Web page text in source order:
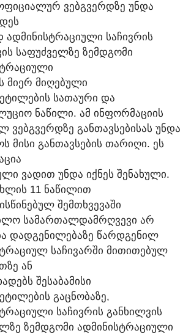
ᲕᲔᲑᲒᲕᲔᲠᲓᲖᲔ ᲣᲜᲓᲐ
ᲡᲐᲩᲘᲕᲠᲘᲡ
ᲡᲐᲤᲣᲫᲕᲔᲚᲖᲔ ᲖᲔᲛᲓᲒᲝᲛᲘ
ᲛᲘᲔᲠ ᲛᲘᲦᲔᲑᲣᲚᲘ
ᲡᲐᲗᲐᲣᲠᲘ ᲓᲐ
ᲜᲐᲬᲘᲚᲘ. ᲐᲛ ᲘᲜᲤᲝᲠᲛᲐᲪᲘᲘᲡ
ᲕᲔᲑᲒᲕᲔᲠᲓᲖᲔ ᲒᲐᲜᲗᲐᲕᲡᲔᲑᲘᲡᲐᲡ ᲣᲜᲓᲐ
ᲛᲘᲡᲘ ᲒᲐᲜᲗᲐᲕᲡᲔᲑᲘᲡ ᲗᲐᲠᲘᲦᲘ. ᲔᲡ
ᲕᲐᲓᲘᲗ ᲣᲜᲓᲐ ᲘᲥᲜᲔᲡ ᲨᲔᲜᲐᲮᲣᲚᲘ.
11 ᲜᲐᲬᲘᲚᲘᲗ
ᲨᲔᲛᲗᲮᲕᲔᲕᲐᲨᲘ
ᲡᲐᲛᲐᲠᲗᲐᲚᲓᲐᲛᲠᲦᲕᲔᲕᲘ ᲐᲠ
ᲓᲐᲓᲒᲔᲜᲘᲚᲔᲑᲐᲖᲔ ᲬᲐᲠᲓᲒᲔᲜᲘᲚ
ᲡᲐᲩᲘᲕᲐᲠᲨᲘ ᲛᲘᲗᲘᲗᲔᲑᲣᲚ
ᲐᲜ
ᲨᲔᲡᲐᲑᲐᲛᲘᲡᲘ
ᲒᲐᲪᲜᲝᲑᲐᲖᲔ,
ᲡᲐᲩᲘᲕᲠᲘᲡ ᲒᲐᲜᲮᲘᲚᲕᲘᲡ
ᲖᲔᲛᲓᲒᲝᲛᲘ ᲐᲓᲛᲘᲜᲘᲡᲢᲠᲐᲪᲘᲣᲚᲘ